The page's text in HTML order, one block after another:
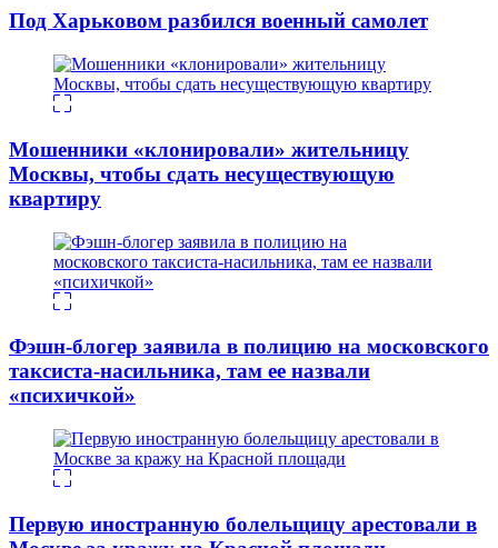
Под Харьковом разбился военный самолет
Мошенники «клонировали» жительницу
Москвы, чтобы сдать несуществующую
квартиру
Фэшн-блогер заявила в полицию на московского
таксиста-насильника, там ее назвали
«психичкой»
Первую иностранную болельщицу арестовали в